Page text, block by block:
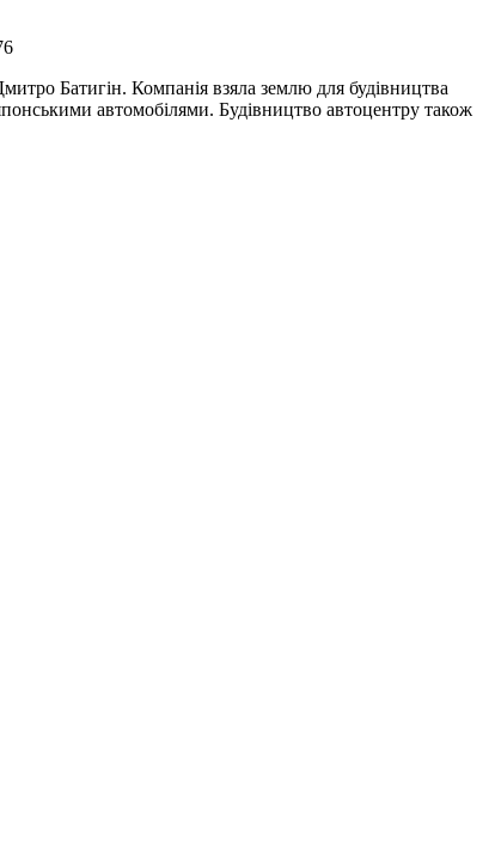
Батигін. Компанія взяла землю для будівництва
автомобілями. Будівництво автоцентру також